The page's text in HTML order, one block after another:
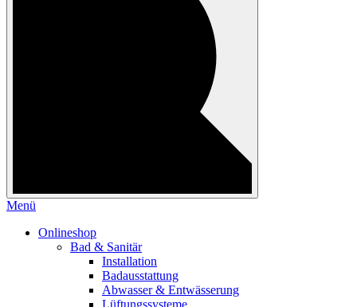
Menü
Onlineshop
Bad & Sanitär
Installation
Badausstattung
Abwasser & Entwässerung
Lüftungssysteme